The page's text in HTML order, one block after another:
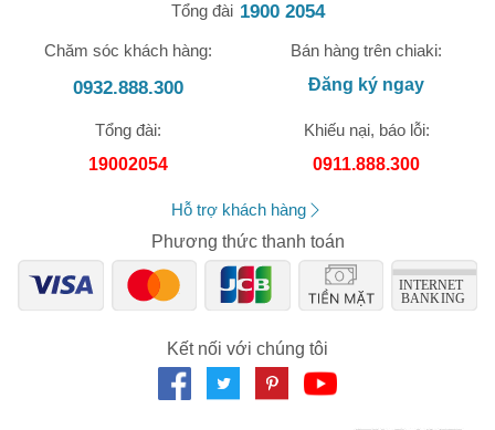
Tổng đài 1900 2054
Chăm sóc khách hàng:
0932.888.300
Bán hàng trên chiaki:
Đăng ký ngay
Tổng đài:
19002054
Khiếu nại, báo lỗi:
0911.888.300
Hỗ trợ khách hàng
Phương thức thanh toán
Kết nối với chúng tôi
🎁 Đừng Bỏ Lỡ! 🎁
Giảm ngay- cho bất kỳ đơn hàng nào.
XXX-XXXX
Áp dụng cho đơn hàng từ: 0
Chỉ áp dụng cho gian hàng: